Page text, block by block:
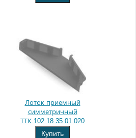
Лоток приемный
симметричный
ТТК.102.18.35.01.020
Купить